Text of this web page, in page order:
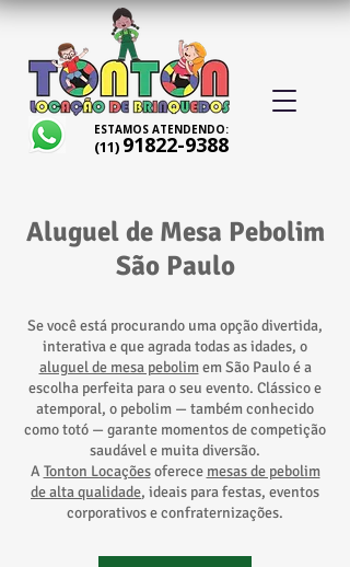
ESTAMOS ATENDENDO:
(11) 91822-9388
Aluguel de Mesa Pebolim
São Paulo
Se você está procurando uma opção divertida,
interativa e que agrada todas as idades, o
aluguel de mesa pebolimem São Paulo é a
escolha perfeita para o seu evento. Clássico e
atemporal, o pebolim — também conhecido
como totó — garante momentos de competição
saudável e muita diversão.
A Tonton Locaçõesoferece mesas de pebolim
de alta qualidade, ideais para festas, eventos
corporativos e confraternizações.